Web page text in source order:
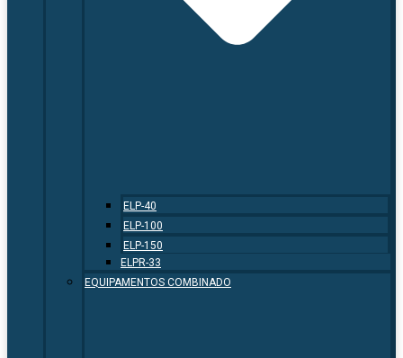
ELP-40
ELP-100
ELP-150
ELPR-33
EQUIPAMENTOS COMBINADO